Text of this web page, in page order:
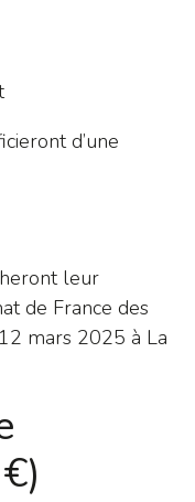
d’une
leur
de France des
mars 2025 à La